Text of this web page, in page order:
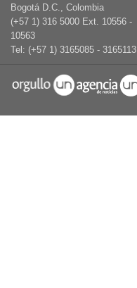
Bogotá D.C., Colombia
(+57 1) 316 5000 Ext. 10556 -
10563
Tel: (+57 1) 3165085 - 3165113